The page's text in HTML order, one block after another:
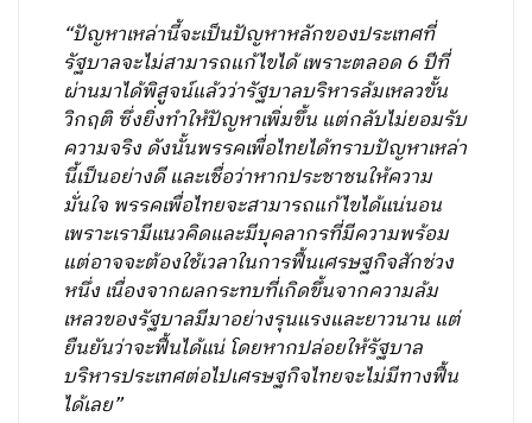
“ปัญหาเหล่านี้จะเป็นปัญหาหลักของประเทศที่
รัฐบาลจะไม่สามารถแก้ไขได้ เพราะตลอด 6 ปีที่
ผ่านมาได้พิสูจน์แล้วว่ารัฐบาลบริหารล้มเหลวขั้น
วิกฤติ ซึ่งยิ่งทำให้ปัญหาเพิ่มขึ้น แต่กลับไม่ยอมรับ
ความจริง ดังนั้นพรรคเพื่อไทยได้ทราบปัญหาเหล่า
นี้เป็นอย่างดี และเชื่อว่าหากประชาชนให้ความ
มั่นใจ พรรคเพื่อไทยจะสามารถแก้ไขได้แน่นอน
เพราะเรามีแนวคิดและมีบุคลากรที่มีความพร้อม
แต่อาจจะต้องใช้เวลาในการฟื้นเศรษฐกิจสักช่วง
หนึ่ง เนื่องจากผลกระทบที่เกิดขึ้นจากความล้ม
เหลวของรัฐบาลมีมาอย่างรุนแรงและยาวนาน แต่
ยืนยันว่าจะฟื้นได้แน่ โดยหากปล่อยให้รัฐบาล
บริหารประเทศต่อไปเศรษฐกิจไทยจะไม่มีทางฟื้น
ได้เลย”